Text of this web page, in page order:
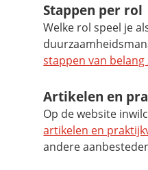
Stappen per rol
Welke rol speel je
stappen van belang
Artikelen en
Op de website
artikelen en
andere